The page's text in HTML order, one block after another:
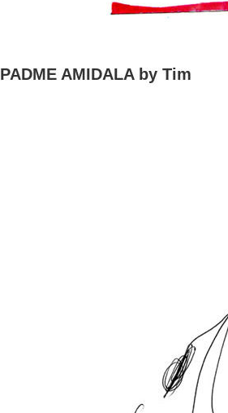
PADME AMIDALA by Tim